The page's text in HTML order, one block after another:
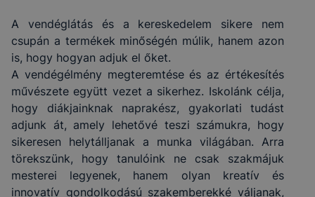
A vendéglátás és a kereskedelem sikere nem
csupán a termékek minőségén múlik, hanem azon
is, hogy hogyan adjuk el őket.
A vendégélmény megteremtése és az értékesítés
művészete együtt vezet a sikerhez. Iskolánk célja,
hogy diákjainknak naprakész, gyakorlati tudást
adjunk át, amely lehetővé teszi számukra, hogy
sikeresen helytálljanak a munka világában. Arra
törekszünk, hogy tanulóink ne csak szakmájuk
mesterei legyenek, hanem olyan kreatív és
innovatív gondolkodású szakemberekké váljanak,